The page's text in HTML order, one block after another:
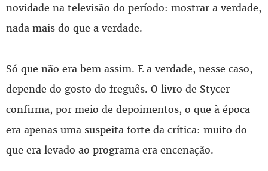
novidade na televisão do período: mostrar a verdade,
nada mais do que a verdade.
Só que não era bem assim. E a verdade, nesse caso,
depende do gosto do freguês. O livro de Stycer
confirma, por meio de depoimentos, o que à época
era apenas uma suspeita forte da crítica: muito do
que era levado ao programa era encenação.